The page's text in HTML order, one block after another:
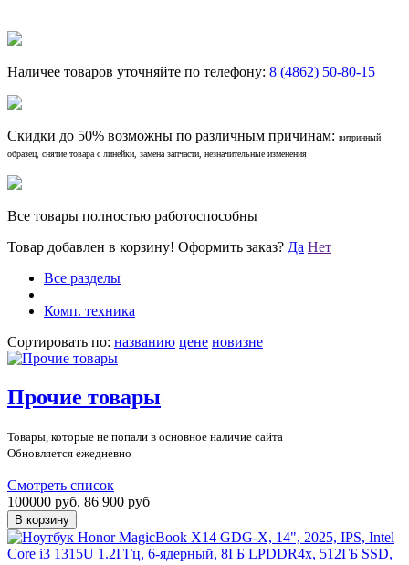
Наличее товаров уточняйте по телефону: 8 (4862) 50-80-15
Скидки до 50% возможны по различным причинам: витринный
образец, снятие товара с линейки, замена запчасти, незначительные изменения
Все товары полностью работоспособны
Товар добавлен в корзину! Оформить заказ? Да Нет
Все разделы
Комп. техника
Сортировать по: названию цене новизне
Прочие товары
Товары, которые не попали в основное наличие сайта
Обновляется ежедневно
Смотреть список
100000 руб. 86 900 руб